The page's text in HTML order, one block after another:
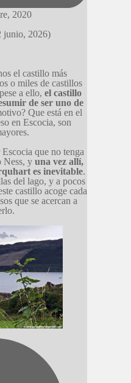
2020
junio, 2026)
el castillo más
o miles de castillos
a ello, el castillo
de ser uno de
Que está en el
en Escocia, son
que no tenga
Ness, y una vez allí,
es inevitable.
del lago, y a pocos
castillo acoge cada
que se acercan a